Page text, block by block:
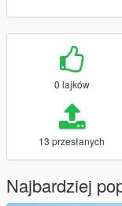
0 lajków
13 przesłanych
Najbardziej